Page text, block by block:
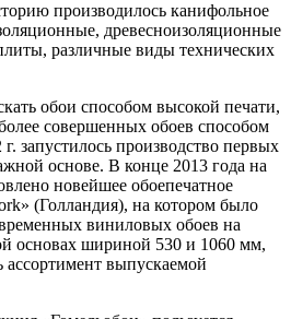
производилось канифольное
древесноизоляционные
различные виды технических
обои способом высокой печати,
совершенных обоев способом
запустилось производство первых
основе. В конце 2013 года на
новейшее обоепечатное
(Голландия), на котором было
виниловых обоев на
основах шириной 530 и 1060 мм,
ассортимент выпускаемой